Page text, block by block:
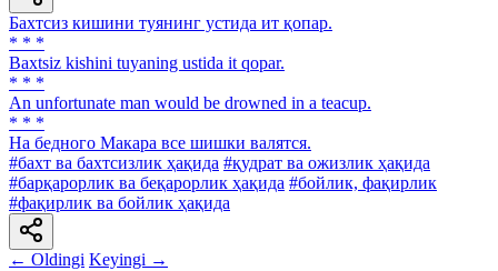
Бахтсиз кишини туянинг устида ит қопар.
* * *
Baxtsiz kishini tuyaning ustida it qopar.
* * *
An unfortunate man would be drowned in a teacup.
* * *
На бедного Макара все шишки валятся.
#бахт ва бахтсизлик ҳақида #қудрат ва ожизлик ҳақида
#барқарорлик ва беқарорлик ҳақида #бойлик, фақирлик
#фақирлик ва бойлик ҳақида
← Oldingi Keyingi →